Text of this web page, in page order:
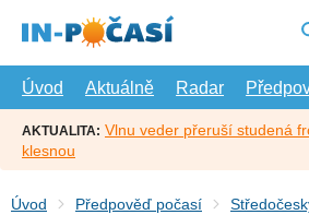
hlavní
Úvod
Aktuálně Radar
AKTUALITA: Vlnu veder přeruší studená
klesnou
Úvod Předpověď počasí